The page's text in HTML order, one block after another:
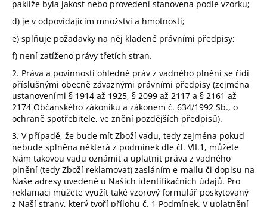
pakliže byla jakost nebo provedení stanovena podle vzorku;
d) je v odpovídajícím množství a hmotnosti;
e) splňuje požadavky na něj kladené právními předpisy;
f) není zatíženo právy třetích stran.
2. Práva a povinnosti ohledně práv z vadného plnění se řídí
příslušnými obecně závaznými právními předpisy (zejména
ustanoveními § 1914 až 1925, § 2099 až 2117 a § 2161 až
2174 Občanského zákoníku a zákonem č. 634/1992 Sb., o
ochraně spotřebitele, ve znění pozdějších předpisů).
3. V případě, že bude mít Zboží vadu, tedy zejména pokud
nebude splněna některá z podmínek dle čl. VII.1 , můžete
Nám takovou vadu oznámit a uplatnit práva z vadného
plnění (tedy Zboží reklamovat) zasláním e-mailu či dopisu na
Naše adresy uvedené u Našich identifikačních údajů. Pro
reklamaci můžete využít také vzorový formulář poskytovaný
z Naší strany, který tvoří přílohu č. 1 Podmínek. V uplatnění